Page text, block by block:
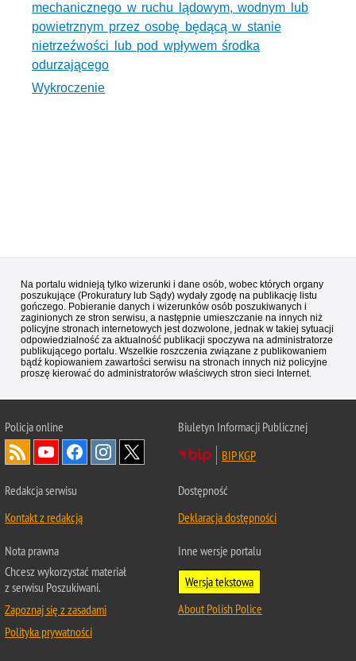
mechanicznego w ruchu lądowym, wodnym lub
powietrznym przez osobę będącą w stanie
nietrzeźwości lub pod wpływem środka
odurzającego
Wykroczenie
Na portalu widnieją tylko wizerunki i dane osób, wobec których organy
poszukujące (Prokuratury lub Sądy) wydały zgodę na publikację listu
gończego. Pobieranie danych i wizerunków osób poszukiwanych i
zaginionych ze stron serwisu, a następnie umieszczanie na innych niż
policyjne stronach internetowych jest dozwolone, jednak w takiej sytuacji
odpowiedzialność za aktualność publikacji spoczywa na administratorze
publikującego portalu. Wszelkie roszczenia związane z publikowaniem
bądź kopiowaniem zawartości serwisu na stronach innych niż policyjne
proszę kierować do administratorów właściwych stron sieci Internet.
Policjaonline
Biuletyn Informacji Publicznej
BIP KGP
Redakcja serwisu
Kontakt z redakcją
Dostępność
Deklaracja dostępności
Nota prawna
Chcesz wykorzystać materiał
z serwisu Poszukiwani.
Zapoznaj się z zasadami
Polityka prywatności
Inne wersje portalu
Wersja tekstowa
About Polish Police